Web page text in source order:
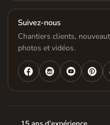
Suivez-nous
Chantiers clients,
photos et vidéos.
   